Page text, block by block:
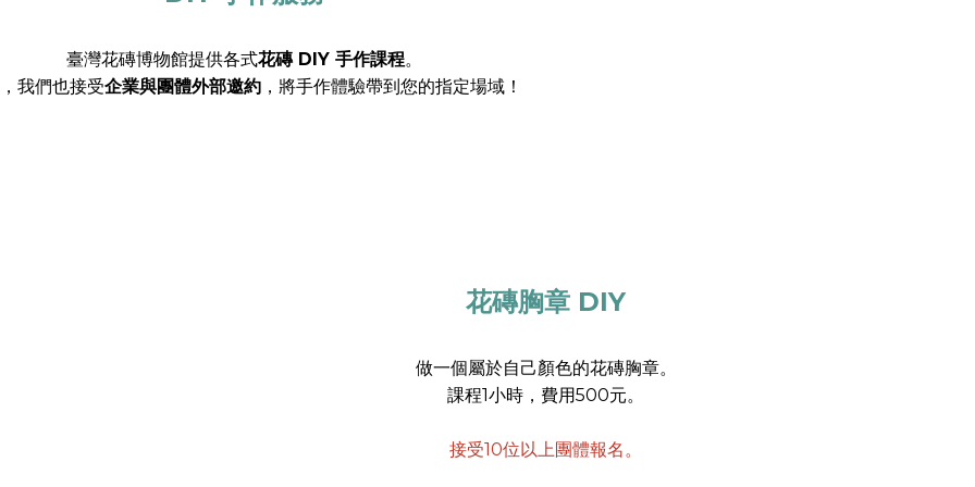
臺灣花磚博物館提供各式花磚 DIY 手作課程。
我們也接受企業與團體外部邀約 ，將手作體驗帶到您的指定場域！
花磚胸章 DIY
做一個屬於自己顏色的花磚胸章。
課程1小時，費用500元。
接受10位以上團體報名。